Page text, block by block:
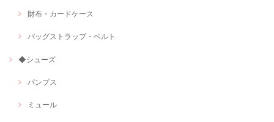
財布・カードケース
バッグストラップ・ベルト
◆シューズ
パンプス
ミュール